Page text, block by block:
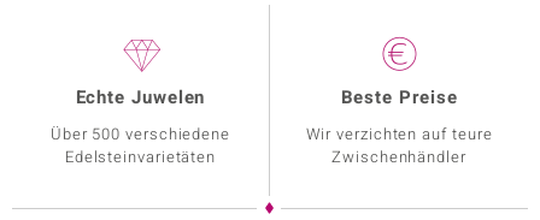
Echte Juwelen
Über 500 verschiedene
Edelsteinvarietäten
Beste Preise
Wir verzichten auf teure
Zwischenhändler